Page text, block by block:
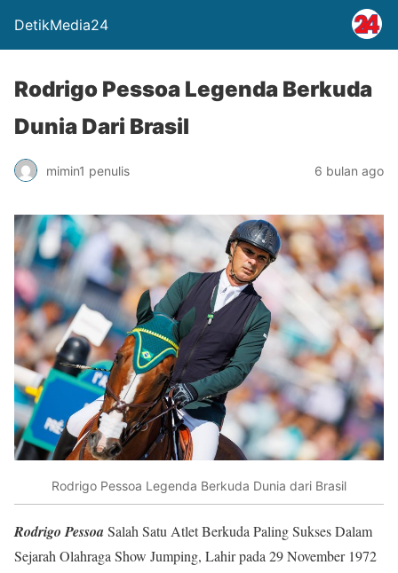
DetikMedia24
Rodrigo Pessoa Legenda Berkuda
Dunia Dari Brasil
mimin1 penulis 6 bulan ago
Rodrigo Pessoa Legenda Berkuda Dunia dari Brasil
Rodrigo PessoaSalah Satu Atlet Berkuda Paling Sukses Dalam
Sejarah Olahraga Show Jumping, Lahir pada 29 November 1972